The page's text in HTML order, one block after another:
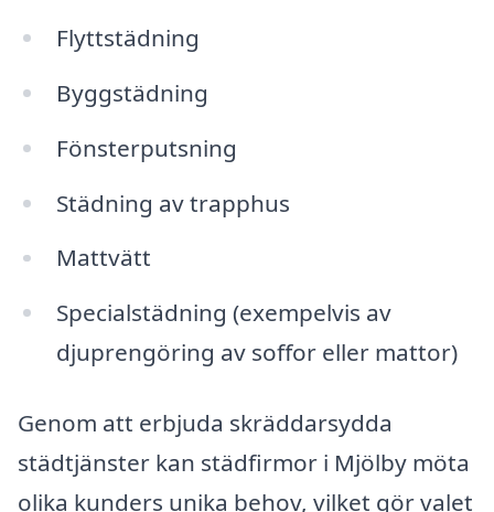
Flyttstädning
Byggstädning
Fönsterputsning
Städning av trapphus
Mattvätt
Specialstädning (exempelvis av
djuprengöring av soffor eller mattor)
Genom att erbjuda skräddarsydda
städtjänster kan städfirmor i Mjölby möta
olika kunders unika behov, vilket gör valet